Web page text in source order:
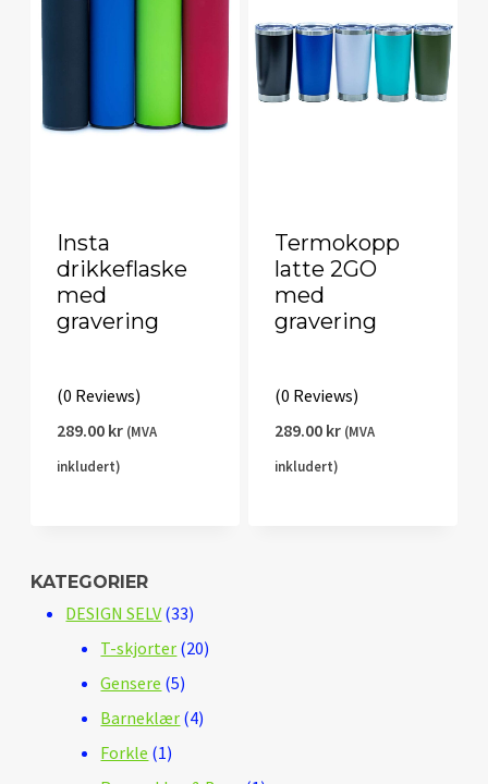
Insta
drikkeflaske
med
gravering
(0 Reviews)
289.00 kr (MVA
inkludert)
Termokopp
latte 2GO
med
gravering
(0 Reviews)
289.00 kr (MVA
inkludert)
KATEGORIER
DESIGN SELV 3333
produkter
T-skjorter 2020
Gensere 55
produkter
Barneklær 44
Forkle 11